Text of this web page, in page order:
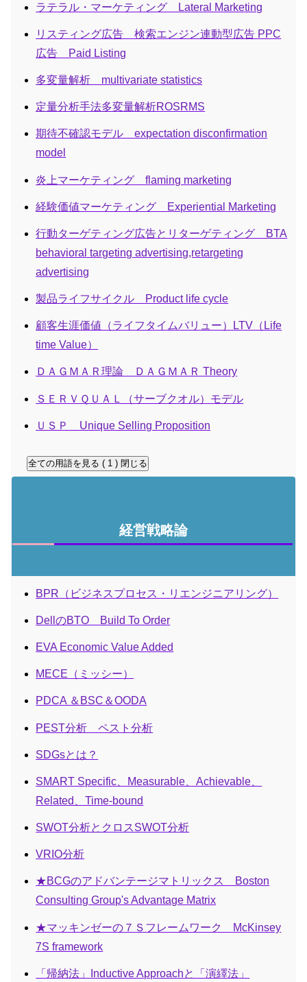
ラテラル・マーケティング Lateral Marketing
リスティング広告 検索エンジン連動型広告 PPC
広告 Paid Listing
多変量解析 multivariate statistics
定量分析手法多変量解析ROSRMS
期待不確認モデル expectation disconfirmation
model
炎上マーケティング flaming marketing
経験価値マーケティング Experiential Marketing
行動ターゲティング広告とリターゲティング BTA
behavioral targeting advertising,retargeting
advertising
製品ライフサイクル Product life cycle
顧客生涯価値（ライフタイムバリュー）LTV（Life
time Value）
ＤＡＧＭＡＲ理論 ＤＡＧＭＡＲ Theory
ＳＥＲＶＱＵＡＬ（サーブクオル）モデル
ＵＳＰ Unique Selling Proposition
全ての用語を見る ( 1 ) 閉じる
経営戦略論
BPR（ビジネスプロセス・リエンジニアリング）
DellのBTO Build To Order
EVA Economic Value Added
MECE（ミッシー）
PDCA ＆BSC＆OODA
PEST分析 ペスト分析
SDGsとは？
SMART Specific、Measurable、Achievable、
Related、Time-bound
SWOT分析とクロスSWOT分析
VRIO分析
★BCGのアドバンテージマトリックス Boston
Consulting Group's Advantage Matrix
★マッキンゼーの７Ｓフレームワーク McKinsey
7S framework
「帰納法」Inductive Approachと「演繹法」